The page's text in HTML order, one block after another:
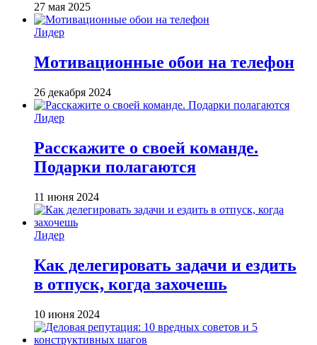
27 мая 2025
Лидер
Мотивационные обои на телефон
26 декабря 2024
Лидер
Расскажите о своей команде.
Подарки полагаются
11 июня 2024
Лидер
Как делегировать задачи и ездить
в отпуск, когда захочешь
10 июня 2024